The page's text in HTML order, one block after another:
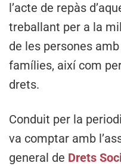
l’acte de repàs
treballant per a la
de les persones
famílies, així com
drets.
Conduit per la
va comptar amb
general de Drets